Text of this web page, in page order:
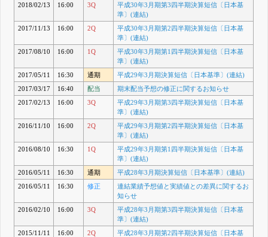
2018/02/13
16:00 3Q
平成30年3月期第3四半期決算短信〔日本基
準〕(連結)
2017/11/13
16:00 2Q
平成30年3月期第2四半期決算短信〔日本基
準〕(連結)
2017/08/10
16:00 1Q
平成30年3月期第1四半期決算短信〔日本基
準〕(連結)
2017/05/11
16:30 通期
平成29年3月期決算短信〔日本基準〕(連結)
2017/03/17
16:40 配当
期末配当予想の修正に関するお知らせ
2017/02/13
16:00 3Q
平成29年3月期第3四半期決算短信〔日本基
準〕(連結)
2016/11/10
16:00 2Q
平成29年3月期第2四半期決算短信〔日本基
準〕(連結)
2016/08/10
16:30 1Q
平成29年3月期第1四半期決算短信〔日本基
準〕(連結)
2016/05/11
16:30 通期
平成28年3月期決算短信〔日本基準〕(連結)
2016/05/11
16:30 修正
連結業績予想値と実績値との差異に関するお
知らせ
2016/02/10
16:00 3Q
平成28年3月期第3四半期決算短信〔日本基
準〕(連結)
2015/11/11
16:00 2Q
平成28年3月期第2四半期決算短信〔日本基